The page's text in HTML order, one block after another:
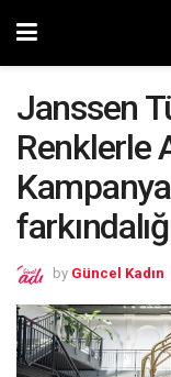
Janssen
Renklerle
by Güncel Kadın